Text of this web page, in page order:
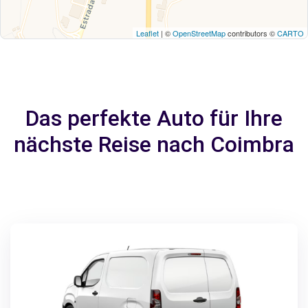
Leaflet | ©OpenStreetMapcontributors ©CARTO
Das perfekte Auto für Ihre
nächste Reise nach Coimbra